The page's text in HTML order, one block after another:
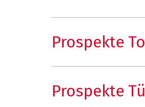
Prospekte
Prospekte